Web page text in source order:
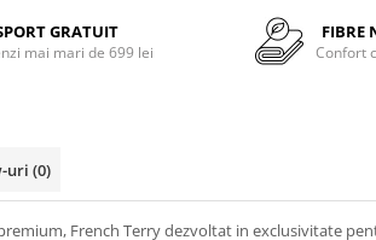
GRATUIT
mai mari de 699 lei
FIBRE
Confort
uri (0)
French Terry dezvoltat in exclusivitate